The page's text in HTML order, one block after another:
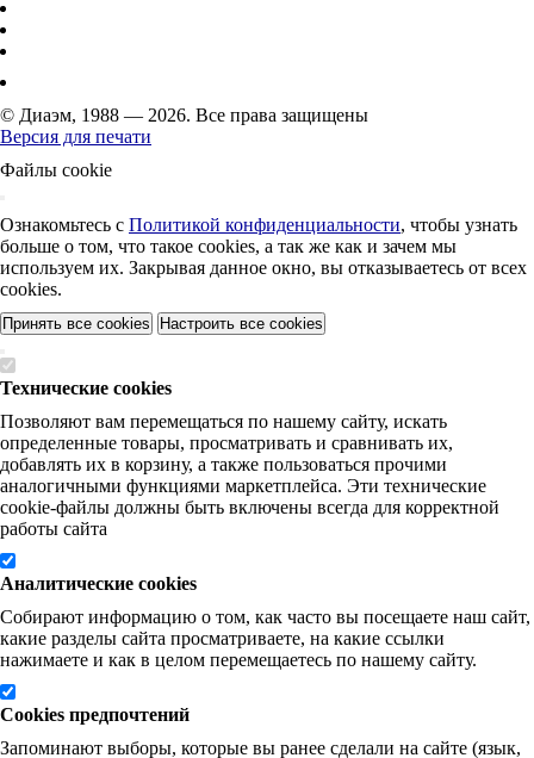
© Диаэм, 1988 — 2026. Все права защищены
Версия для печати
Файлы cookie
Ознакомьтесь с Политикой конфиденциальности, чтобы узнать
больше о том, что такое cookies, а так же как и зачем мы
используем их. Закрывая данное окно, вы отказываетесь от всех
cookies.
Принять все cookies Настроить все cookies
Технические cookies
Позволяют вам перемещаться по нашему сайту, искать
определенные товары, просматривать и сравнивать их,
добавлять их в корзину, а также пользоваться прочими
аналогичными функциями маркетплейса. Эти технические
cookie-файлы должны быть включены всегда для корректной
работы сайта
Аналитические cookies
Собирают информацию о том, как часто вы посещаете наш сайт,
какие разделы сайта просматриваете, на какие ссылки
нажимаете и как в целом перемещаетесь по нашему сайту.
Cookies предпочтений
Запоминают выборы, которые вы ранее сделали на сайте (язык,